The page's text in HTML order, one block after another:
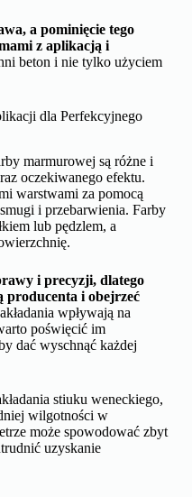
a pominięcie tego
z aplikacją i
beton i nie tylko użyciem
dla Perfekcyjnego
marmurowej są różne i
oczekiwanego efektu.
warstwami za pomocą
i przebarwienia. Farby
lub pędzlem, a
i precyzji, dlatego
producenta i obejrzeć
wpływają na
poświęcić im
dać wyschnąć każdej
stiuku weneckiego,
wilgotności w
może spowodować zbyt
uzyskanie